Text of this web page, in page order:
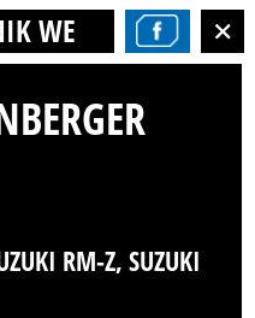
WEINBERGER
RM-Z, SUZUKI